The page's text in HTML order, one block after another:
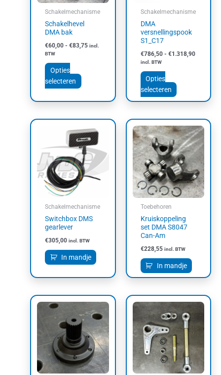
Schakelmechanisme
Schakelhevel
DMA bak
€60,00 - €83,75 incl.
BTW
Opties
selecteren
worden
de
Schakelmechanisme
DMA
versnellingspook
S1_C17
€786,50 - €1.318,90
incl. BTW
Opties
selecteren
worden
de
Schakelmechanisme
Switchbox DMS
gearlever
€305,00 incl. BTW
In mandje
Toebehoren
Kruiskoppeling
set DMA S8047
Can-Am
€228,55 incl. BTW
In mandje